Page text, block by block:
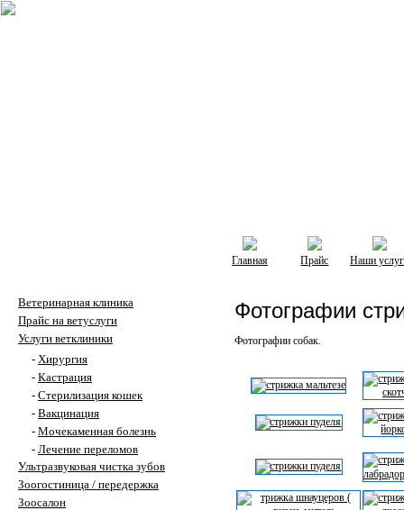
Ветеринарная клиника
Прайс на ветуслуги
Услуги ветклиники
- Хирургия
- Кастрация
- Стерилизация кошек
- Вакцинация
- Мочекаменная болезнь
- Лечение переломов
Ультразвуковая чистка зубов
Зоогостиница / передержка
Зоосалон
Главная Прайс Наши
Фотографии
Фотографии собак.